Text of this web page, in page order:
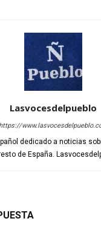
Lasvocesdelpueblo
https://
dedicado a noticias
de España.